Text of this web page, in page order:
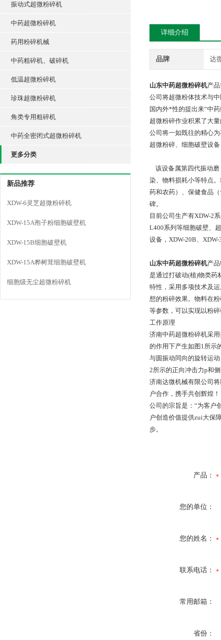
振动式超微粉碎机
中药超微粉碎机
药用粉碎机械
中药粗碎机、破碎机
低温超微粉碎机
珍珠超微粉碎机
角类专用粗碎机
中药全密闭式超微粉碎机
更多分类
新品推荐
XDW-6灵芝超微粉碎机
XDW-15A孢子粉细胞破壁机
XDW-15B细胞破壁机
XDW-15A桦树茸细胞破壁机
细胞级无尘超微粉碎机
详细介绍
品牌 达
山东中药超微粉碎机产
公司将超微粉体技术与
国内外*性的提出来“中
超微粉碎作业积累了大
公司将一如既往的精心
超微粉碎、细胞破壁设
该设备属第四代振动磨
染、物料损耗小等特点
药和农药）、保健食品
碑。
目前公司生产有XDW-2
L400系列等细胞破壁、
设备，XDW-20B、
山东中药超微粉碎机产
是通过打破动(植)物类药
特性，采用多项技术及
想的粉碎效果。物料在
等参数，可以实现以粉
工作原理
济南中药超微粉碎机采
的作用下产生如图1所示
与圆振动同向的旋转运
2所示的正向冲击力p和
济南达微机械有限公司
户合作，携手共创辉煌！
公司的宗旨是：“为客户
户创造价值提供zui大保
步。
产品：
您的单位：
您的姓名：
联系电话：
常用邮箱：
省份：